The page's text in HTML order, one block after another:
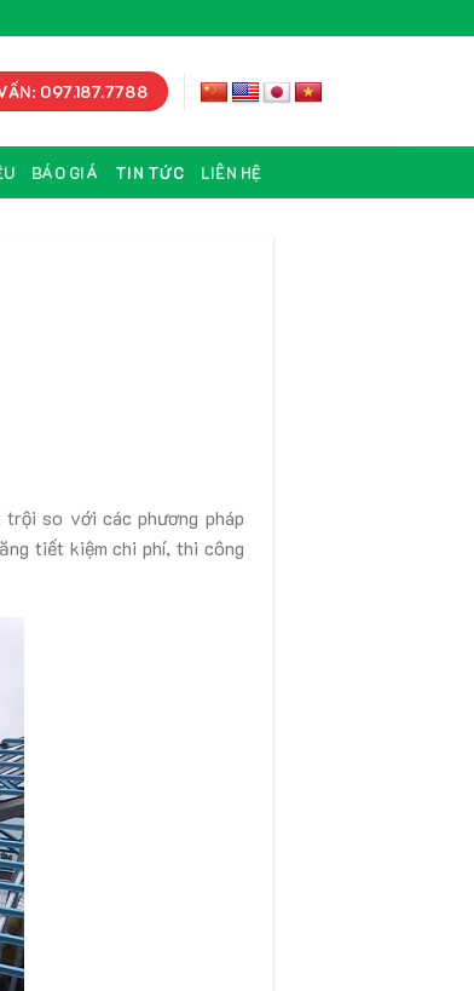
097.187.7788
BÁO GIÁ TIN TỨC LIÊN HỆ
so với các phương pháp
tiết kiệm chi phí, thi công